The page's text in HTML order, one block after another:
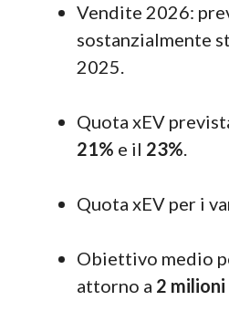
Vendite 2026:
sostanzialmente
2025.
Quota xEV
21% e il 23%.
Quota xEV per i
Obiettivo medio
attorno a 2 milioni